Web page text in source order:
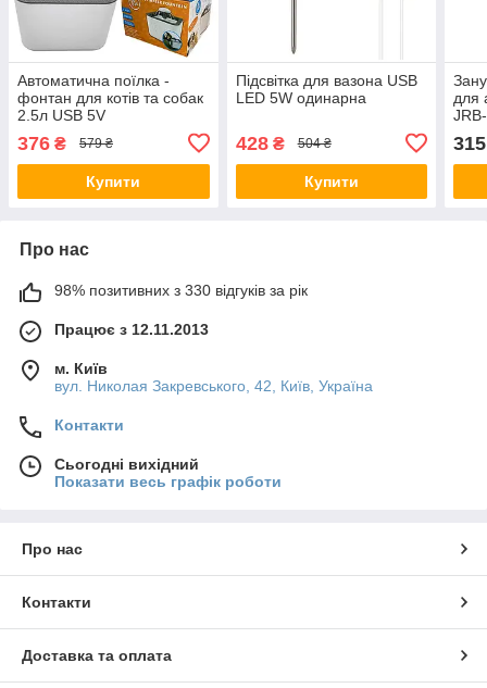
Автоматична поїлка -
фонтан для котів та собак
2.5л USB 5V
376 ₴ 579 ₴
Купити
Підсвітка для вазона USB
LED 5W одинарна
428₴ 504 ₴
Купити
для
315
Про нас
98% позитивних з 330 відгуків за рік
Працює з 12.11.2013
м. Київ
вул. Николая Закревського, 42, Київ, Україна
Контакти
Сьогодні вихідний
Показати весь графік роботи
Про нас
Контакти
Доставка та оплата